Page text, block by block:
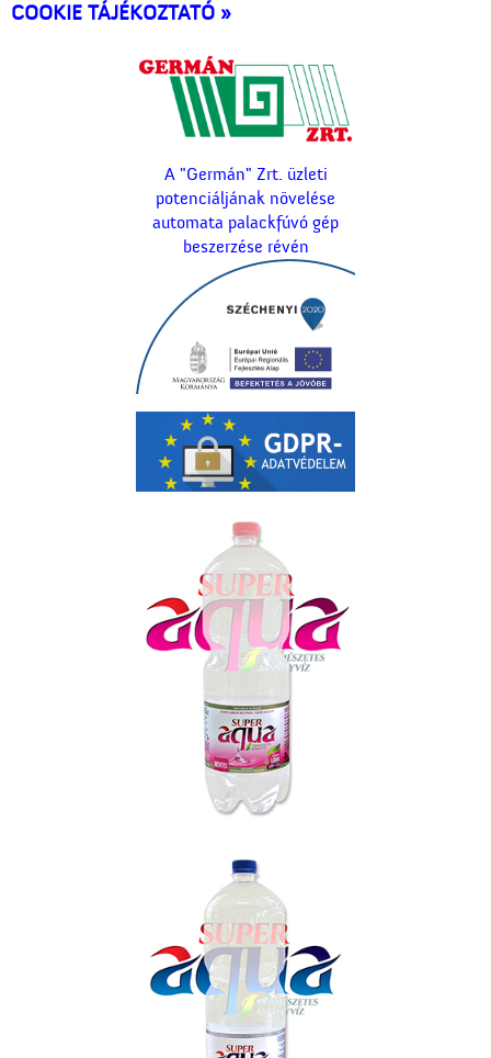
COOKIE TÁJÉKOZTATÓ »
A "Germán" Zrt. üzleti
potenciáljának növelése
automata palackfúvó gép
beszerzése révén